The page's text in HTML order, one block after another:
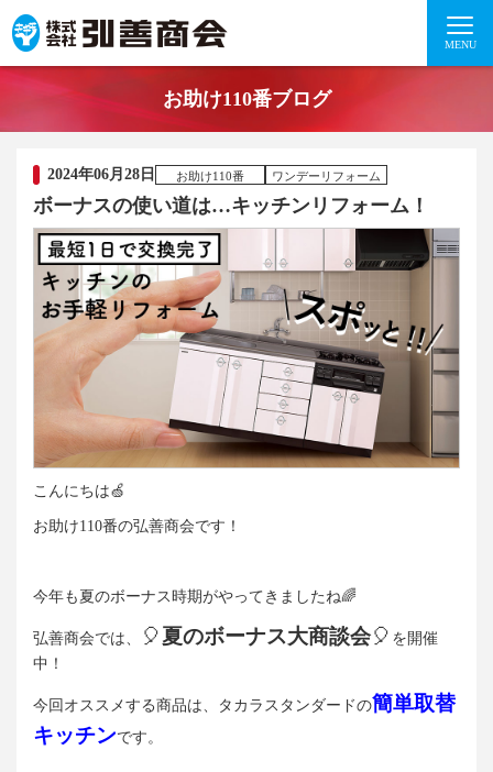
MENU
お助け110番ブログ
2024年06月28日 お助け110番 ワンデーリフォーム
ボーナスの使い道は…キッチンリフォーム！
こんにちは🍏
お助け110番の弘善商会です！
今年も夏のボーナス時期がやってきましたね🌈
弘善商会では、 🎈夏のボーナス大商談会🎈 を開催
中！
今回オススメする商品は、タカラスタンダードの簡単取替
キッチンです。